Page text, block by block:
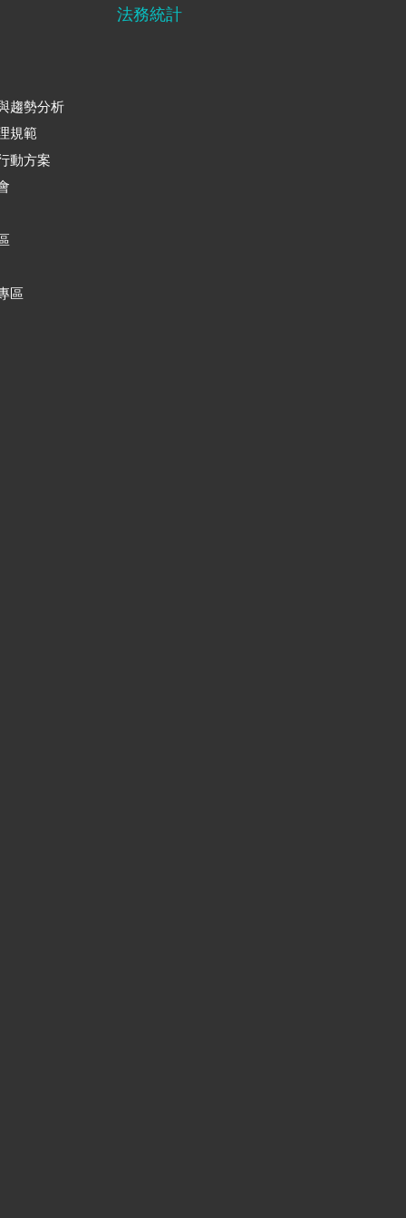
趨勢分析
規範
動方案
區
法務統計